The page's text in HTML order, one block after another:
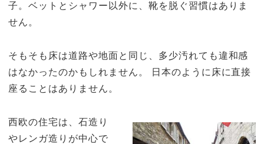
子。ベットとシャワー以外に、靴を脱ぐ習慣はありま
せん。
そもそも床は道路や地面と同じ、多少汚れても違和感
はなかったのかもしれません。 日本のように床に直接
座ることはありません。
西欧の住宅は、石造り
やレンガ造りが中心で